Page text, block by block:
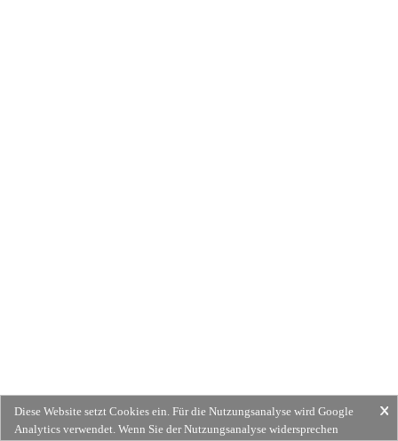
Diese Website setzt Cookies ein. Für die Nutzungsanalyse wird Google
Analytics verwendet. Wenn Sie der Nutzungsanalyse widersprechen